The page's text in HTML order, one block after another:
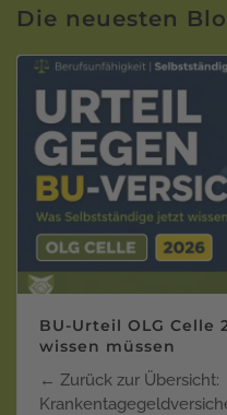
Die neuesten
BU-Urteil OLG Celle
wissen müssen
← Zurück zur Übersicht: